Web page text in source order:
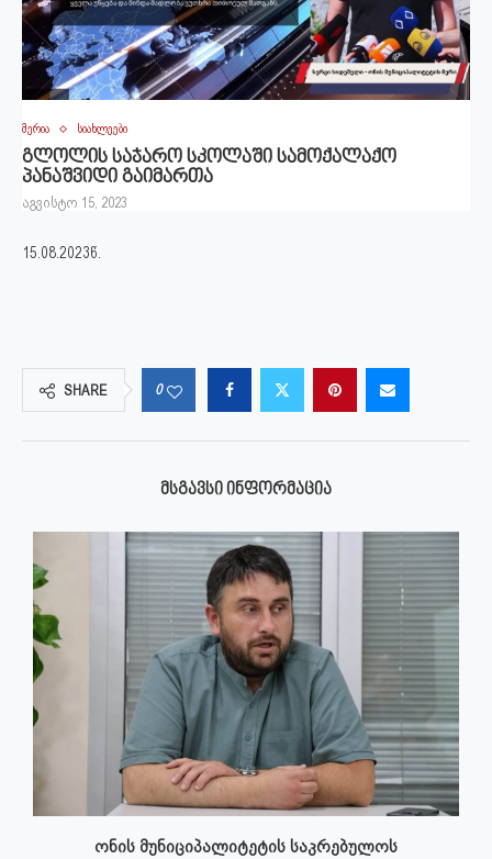
მერია სიახლეები
გლოლის საჯარო სკოლაში სამოქალაქო
პანაშვიდი გაიმართა
აგვისტო 15, 2023
15.08.2023წ.
SHARE 0
ᲛᲡᲒᲐᲕᲡᲘ ᲘᲜᲤᲝᲠᲛᲐᲪᲘᲐ
ონის მუნიციპალიტეტის საკრებულოს